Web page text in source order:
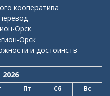
кооператива
Орск
Орск
и достоинств
2026
Пт Сб
Вс